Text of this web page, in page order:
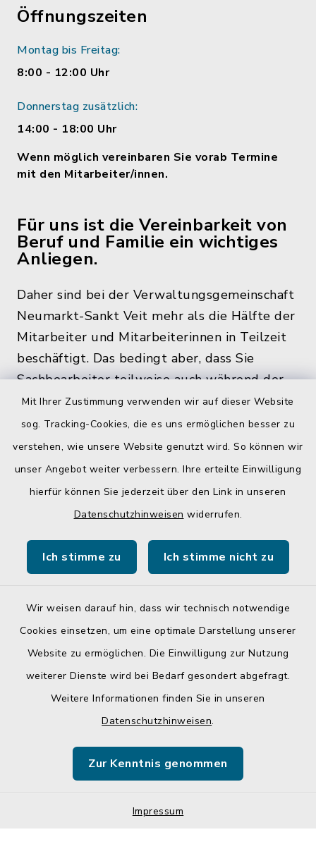
Mit Ihrer Zustimmung verwenden wir auf dieser Website
sog. Tracking-Cookies, die es uns ermöglichen besser zu
verstehen, wie unsere Website genutzt wird. So können wir
unser Angebot weiter verbessern. Ihre erteilte Einwilligung
hierfür können Sie jederzeit über den Link in unseren
Datenschutzhinweisen widerrufen.
Ich stimme zu Ich stimme nicht zu
Wir weisen darauf hin, dass wir technisch notwendige
Cookies einsetzen, um eine optimale Darstellung unserer
Website zu ermöglichen. Die Einwilligung zur Nutzung
weiterer Dienste wird bei Bedarf gesondert abgefragt.
Weitere Informationen finden Sie in unseren
Datenschutzhinweisen.
Zur Kenntnis genommen
Impressum
Öffnungszeiten
Montag bis Freitag:
8:00 - 12:00 Uhr
Donnerstag zusätzlich:
14:00 - 18:00 Uhr
Wenn möglich vereinbaren Sie vorab Termine
mit den Mitarbeiter/innen.
Für uns ist die Vereinbarkeit von
Beruf und Familie ein wichtiges
Anliegen.
Daher sind bei der Verwaltungsgemeinschaft
Neumarkt-Sankt Veit mehr als die Hälfte der
Mitarbeiter und Mitarbeiterinnen in Teilzeit
beschäftigt. Das bedingt aber, dass Sie
Sachbearbeiter teilweise auch während der
üblichen Bürozeiten und zu den
Öffnungszeiten, nicht im Rathaus antreffen.
Quicklinks
Landratsamt Mühldorf a. Inn
Barrierefreiheit
Sitemap